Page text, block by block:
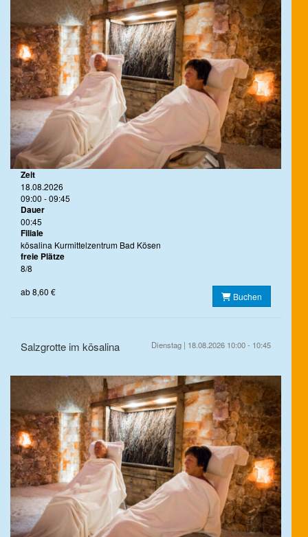
Zeit
18.08.2026
09:00 - 09:45
Dauer
00:45
Filiale
kösalina Kurmittelzentrum Bad Kösen
freie Plätze
8/8
ab 8,60 €
Buchen
Salzgrotte im kösalina Dienstag | 18.08.2026 10:00 - 10:45